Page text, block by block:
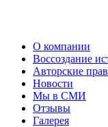
О компании
Воссоздание
Авторские
Новости
Мы в СМИ
Отзывы
Галерея